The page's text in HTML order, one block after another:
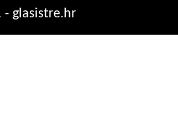
- glasistre.hr